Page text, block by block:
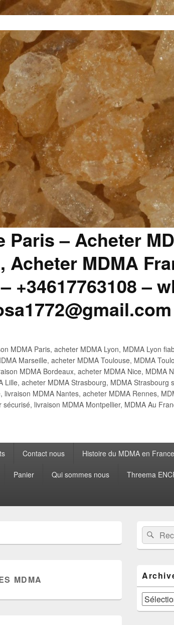
Paris – Acheter
Acheter MDMA
+34617763108 –
MDMA Paris, acheter MDMA Lyon, MDMA Lyon
Marseille, acheter MDMA Toulouse, MDMA
MDMA Bordeaux, acheter MDMA Nice, MDMA
acheter MDMA Strasbourg, MDMA Strasbourg
MDMA Nantes, acheter MDMA Rennes,
livraison MDMA Montpellier, MDMA Au
Contact nous Histoire du MDMA en France
Panier Qui sommes nous Threema
MDMA
Zone
principale
de
widget
barre
latérale
Recherche
Archives